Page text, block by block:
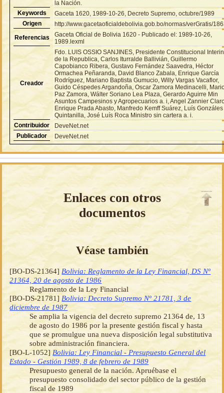
la Nación.
Keywords
Gaceta 1620, 1989-10-26, Decreto Supremo, octubre/1989
Origen
http://www.gacetaoficialdebolivia.gob.bo/normas/verGratis/
Referencias
Gaceta Oficial de Bolivia 1620 - Publicado el: 1989-10-26,
1989.lexml
Creador
Fdo. LUIS OSSIO SANJINES, Presidente Constitucional
de la Republica, Carlos Iturralde Ballivián, Guillermo
Capobianco Ribera, Gustavo Fernández Saavedra, Héctor
Ormachea Peñaranda, David Blanco Zabala, Enrique García
Rodríguez, Mariano Baptista Gumucio, Willy Vargas Vacaflor,
Guido Céspedes Argandoña, Oscar Zamora Medinacelli,
Paz Zamora, Wálter Soriano Lea Plaza, Gerardo Aguirre Min
Asuntos Campesinos y Agropecuarios a. i, Angel Zannier
Enrique Prada Abasto, Manfredo Kemff Suárez, Luís Gonzáles
Quintanilla, José Luís Roca Ministro sin cartera a. i.
Contribuidor
DeveNet.net
Publicador
DeveNet.net
Enlaces con otros
documentos
Véase también
[BO-DS-21364] Bolivia: Reglamento de la Ley Financial, DS Nº
21364, 20 de agosto de 1986
Reglamento de la Ley Financial
[BO-DS-21781] Bolivia: Decreto Supremo Nº 21781, 3 de
diciembre de 1987
Se amplia la vigencia del decreto supremo 21364 de, 13
de agosto do 1986 por la presente gestión fiscal y hasta
que se promulgue una nueva disposición legal substitutiva
sobre administración financiera.
[BO-L-1052] Bolivia: Ley Financial - Presupuesto General del
Estado - Gestión 1989, 8 de febrero de 1989
Presupuesto general de la nación. Apruébase el
presupuesto consolidado del sector público de la gestión
fiscal de 1989